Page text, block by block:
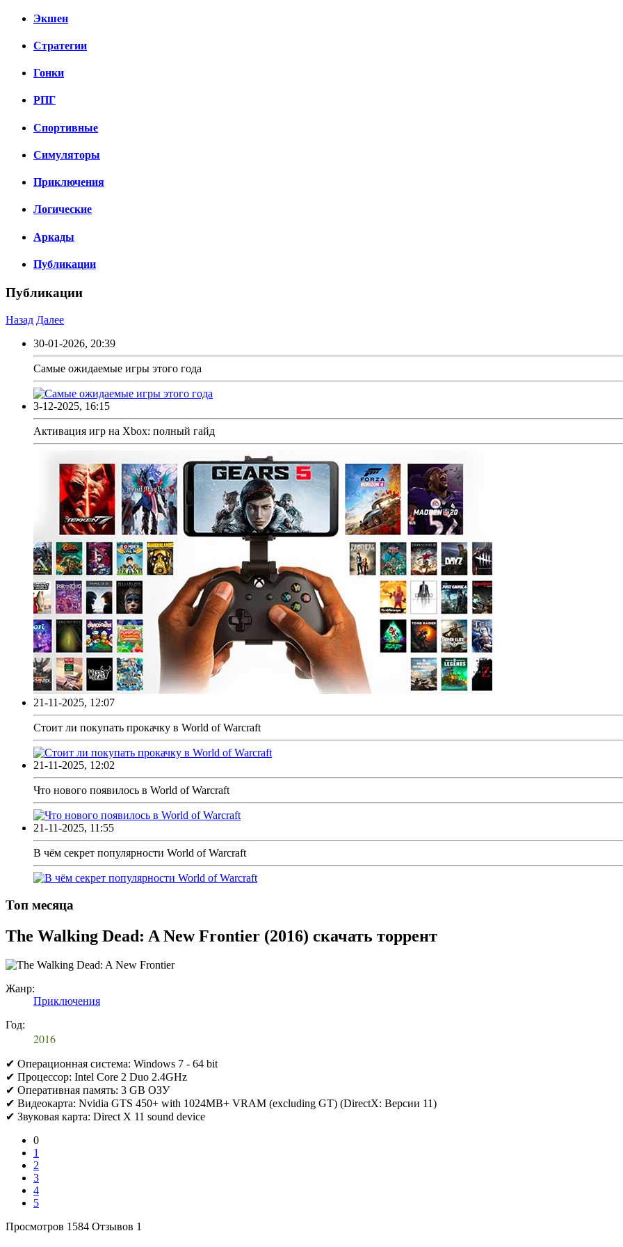
Экшен
Стратегии
Гонки
РПГ
Спортивные
Симуляторы
Приключения
Логические
Аркады
Публикации
Публикации
Назад Далее
30-01-2026, 20:39
Самые ожидаемые игры этого года
3-12-2025, 16:15
Активация игр на Xbox: полный гайд
21-11-2025, 12:07
Стоит ли покупать прокачку в World of Warcraft
21-11-2025, 12:02
Что нового появилось в World of Warcraft
21-11-2025, 11:55
В чём секрет популярности World of Warcraft
Топ месяца
The Walking Dead: A New Frontier (2016) скачать торрент
Жанр:
Приключения
Год:
2016
✔ Операционная система: Windows 7 - 64 bit
✔ Процессор: Intel Core 2 Duo 2.4GHz
✔ Оперативная память: 3 GB ОЗУ
✔ Видеокарта: Nvidia GTS 450+ with 1024MB+ VRAM (excluding GT) (DirectX: Версии 11)
✔ Звуковая карта: Direct X 11 sound device
0
1
2
3
4
5
Просмотров 1584 Отзывов 1